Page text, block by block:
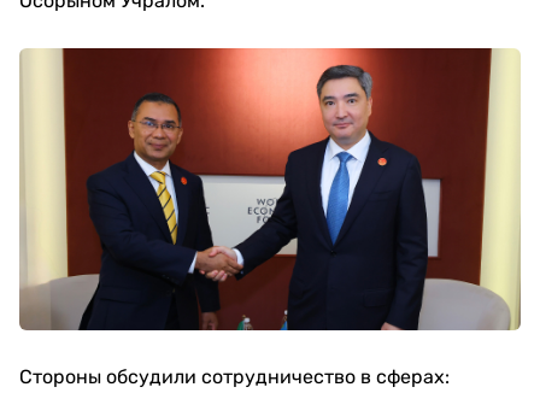
Стороны обсудили сотрудничество в сферах: